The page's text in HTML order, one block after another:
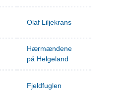
Olaf Liljekrans
Hærmændene
på Helgeland
Fjeldfuglen